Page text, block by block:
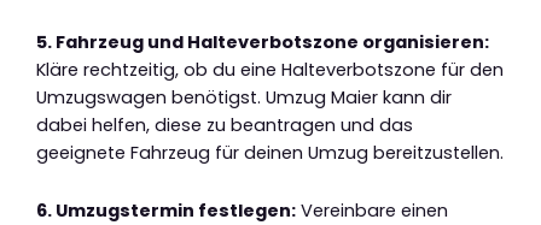
5. Fahrzeug und Halteverbotszone organisieren:
Kläre rechtzeitig, ob du eine Halteverbotszone für den
Umzugswagen benötigst. Umzug Maier kann dir
dabei helfen, diese zu beantragen und das
geeignete Fahrzeug für deinen Umzug bereitzustellen.
6. Umzugstermin festlegen: Vereinbare einen